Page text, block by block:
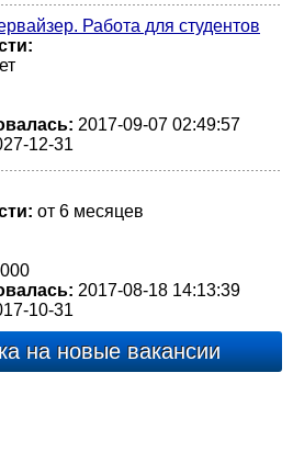
Работа для студентов
2017-09-07 02:49:57
12-31
от 6 месяцев
2017-08-18 14:13:39
10-31
на новые вакансии